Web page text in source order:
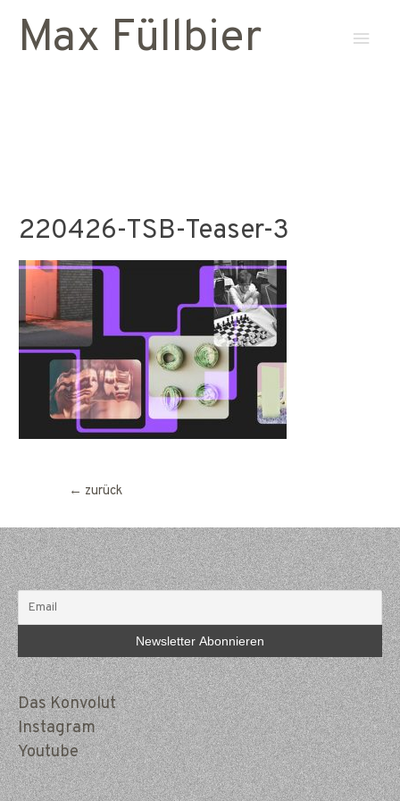
Max Füllbier
220426-TSB-Teaser-3
Beitragsnavigation
← zurück
Das Konvolut
Instagram
Youtube